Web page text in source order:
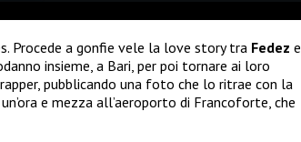
Procede a gonfie vele la love story tra Fedez e
insieme, a Bari, per poi tornare ai loro
pubblicando una foto che lo ritrae con la
e mezza all’aeroporto di Francoforte, che